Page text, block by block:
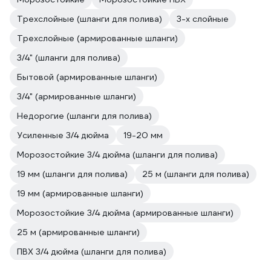
Трехслойные (шланги для полива)
3-х слойные
Трехслойные (армированные шланги)
3/4" (шланги для полива)
Бытовой (армированные шланги)
3/4" (армированные шланги)
Недорогие (шланги для полива)
Усиленные 3/4 дюйма
19-20 мм
Морозостойкие 3/4 дюйма (шланги для полива)
19 мм (шланги для полива)
25 м (шланги для полива)
19 мм (армированные шланги)
Морозостойкие 3/4 дюйма (армированные шланги)
25 м (армированные шланги)
ПВХ 3/4 дюйма (шланги для полива)